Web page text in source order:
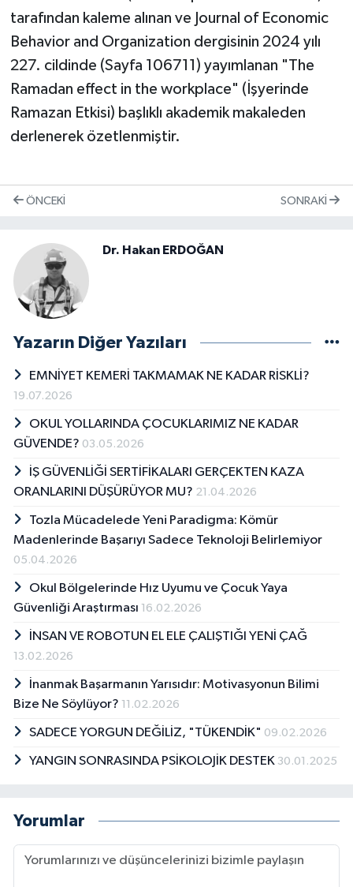
tarafından kaleme alınan ve Journal of Economic
Behavior and Organization dergisinin 2024 yılı
227. cildinde (Sayfa 106711) yayımlanan "The
Ramadan effect in the workplace" (İşyerinde
Ramazan Etkisi) başlıklı akademik makaleden
derlenerek özetlenmiştir.
ÖNCEKI SONRAKI
Dr. Hakan ERDOĞAN
Yazarın Diğer Yazıları
EMNİYET KEMERİ TAKMAMAK NE KADAR RİSKLİ?
19.07.2026
OKUL YOLLARINDA ÇOCUKLARIMIZ NE KADAR
GÜVENDE? 03.05.2026
İŞ GÜVENLİĞİ SERTİFİKALARI GERÇEKTEN KAZA
ORANLARINI DÜŞÜRÜYOR MU? 21.04.2026
Tozla Mücadelede Yeni Paradigma: Kömür
Madenlerinde Başarıyı Sadece Teknoloji Belirlemiyor
05.04.2026
Okul Bölgelerinde Hız Uyumu ve Çocuk Yaya
Güvenliği Araştırması 16.02.2026
İNSAN VE ROBOTUN EL ELE ÇALIŞTIĞI YENİ ÇAĞ
13.02.2026
İnanmak Başarmanın Yarısıdır: Motivasyonun Bilimi
Bize Ne Söylüyor? 11.02.2026
SADECE YORGUN DEĞİLİZ, "TÜKENDİK" 09.02.2026
YANGIN SONRASINDA PSİKOLOJİK DESTEK 30.01.2025
Yorumlar